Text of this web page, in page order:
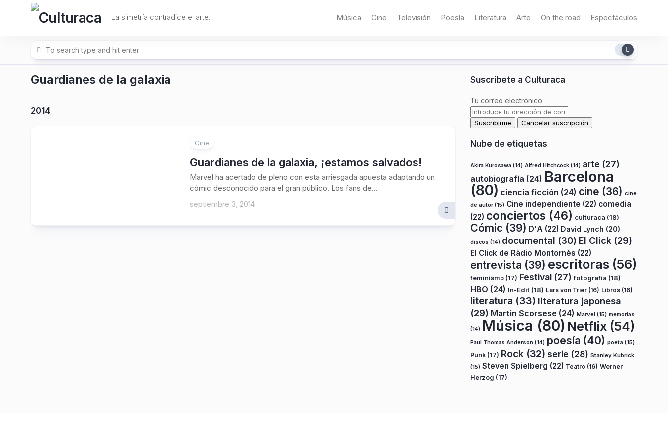
La simetría contradice el arte. Música Cine Televisión Poesía Literatura Arte On the road Espectáculos
Guardianes de la galaxia
2014
Cine
Guardianes de la galaxia, ¡estamos salvados!
Marvel ha acertado de pleno con esta arriesgada apuesta adaptando un
cómic desconocido para el gran público. Los fans de...
septiembre 3, 2014
Suscríbete a Culturaca
Tu correo electrónico:
Nube de etiquetas
Akira Kurosawa (14) Alfred Hitchcock (14) arte (27)
autobiografía (24) Barcelona
(80) ciencia ficción (24) cine (36) cine
de autor(15) Cine independiente (22) comedia
(22) conciertos (46) culturaca (18)
Cómic (39) D'A (22) David Lynch (20)
discos (14) documental (30) El Click (29)
El Click de Ràdio Montornès (22)
entrevista (39) escritoras (56)
feminismo (17) Festival (27) fotografía (18)
HBO (24) In-Edit (18) Lars von Trier (16) Libros (16)
literatura (33) literatura japonesa
(29) Martin Scorsese (24) Marvel (15) memorias
(14) Música (80) Netflix (54)
Paul Thomas Anderson (14) poesía (40) poeta (15)
Punk (17) Rock (32) serie (28) Stanley Kubrick
(15) Steven Spielberg (22) Teatro (16) Werner
Herzog (17)